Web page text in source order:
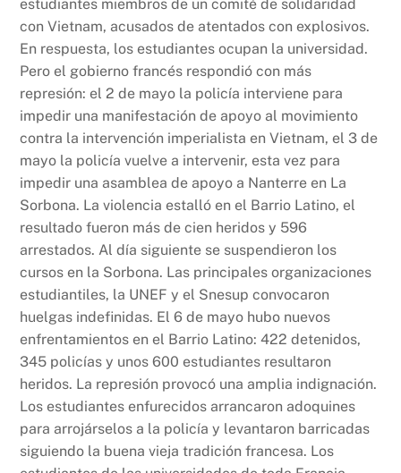
estudiantes miembros de un comité de solidaridad
con Vietnam, acusados de atentados con explosivos.
En respuesta, los estudiantes ocupan la universidad.
Pero el gobierno francés respondió con más
represión: el 2 de mayo la policía interviene para
impedir una manifestación de apoyo al movimiento
contra la intervención imperialista en Vietnam, el 3 de
mayo la policía vuelve a intervenir, esta vez para
impedir una asamblea de apoyo a Nanterre en La
Sorbona. La violencia estalló en el Barrio Latino, el
resultado fueron más de cien heridos y 596
arrestados. Al día siguiente se suspendieron los
cursos en la Sorbona. Las principales organizaciones
estudiantiles, la UNEF y el Snesup convocaron
huelgas indefinidas. El 6 de mayo hubo nuevos
enfrentamientos en el Barrio Latino: 422 detenidos,
345 policías y unos 600 estudiantes resultaron
heridos. La represión provocó una amplia indignación.
Los estudiantes enfurecidos arrancaron adoquines
para arrojárselos a la policía y levantaron barricadas
siguiendo la buena vieja tradición francesa. Los